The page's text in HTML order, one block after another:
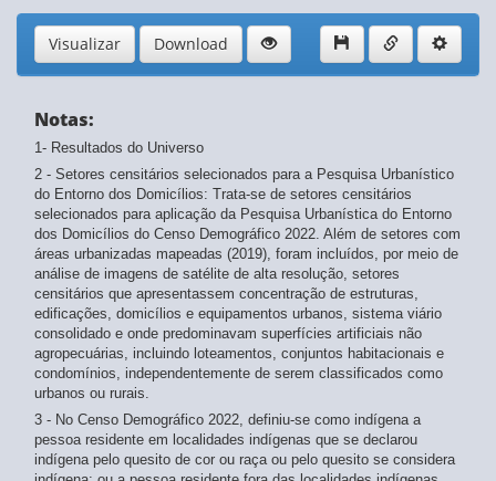
Visualizar Download
Notas:
1- Resultados do Universo
2 - Setores censitários selecionados para a Pesquisa Urbanístico
do Entorno dos Domicílios: Trata-se de setores censitários
selecionados para aplicação da Pesquisa Urbanística do Entorno
dos Domicílios do Censo Demográfico 2022. Além de setores com
áreas urbanizadas mapeadas (2019), foram incluídos, por meio de
análise de imagens de satélite de alta resolução, setores
censitários que apresentassem concentração de estruturas,
edificações, domicílios e equipamentos urbanos, sistema viário
consolidado e onde predominavam superfícies artificiais não
agropecuárias, incluindo loteamentos, conjuntos habitacionais e
condomínios, independentemente de serem classificados como
urbanos ou rurais.
3 - No Censo Demográfico 2022, definiu-se como indígena a
pessoa residente em localidades indígenas que se declarou
indígena pelo quesito de cor ou raça ou pelo quesito se considera